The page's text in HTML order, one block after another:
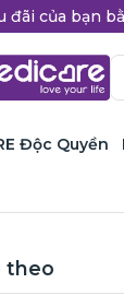
đãi của bạn
Độc Quyền
theo